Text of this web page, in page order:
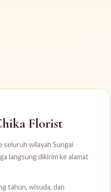
Florist
seluruh wilayah Sungai
langsung dikirim ke alamat
tahun, wisuda, dan